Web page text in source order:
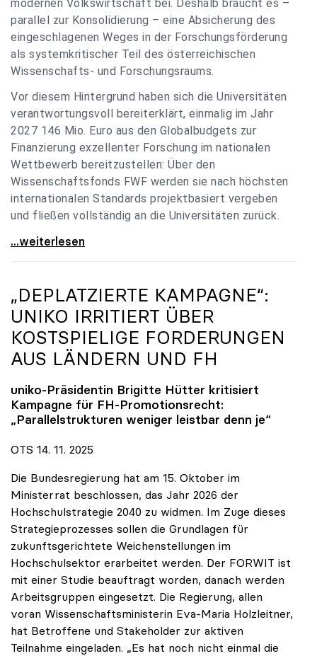
modernen Volkswirtschaft bei. Deshalb braucht es –
parallel zur Konsolidierung – eine Absicherung des
eingeschlagenen Weges in der Forschungsförderung
als systemkritischer Teil des österreichischen
Wissenschafts- und Forschungsraums.
Vor diesem Hintergrund haben sich die Universitäten
verantwortungsvoll bereiterklärt, einmalig im Jahr
2027 146 Mio. Euro aus den Globalbudgets zur
Finanzierung exzellenter Forschung im nationalen
Wettbewerb bereitzustellen: Über den
Wissenschaftsfonds FWF werden sie nach höchsten
internationalen Standards projektbasiert vergeben
und fließen vollständig an die Universitäten zurück.
Gemeinsam für einen starken Wissenschafts- und
...weiterlesen
„DEPLATZIERTE KAMPAGNE“:
UNIKO IRRITIERT ÜBER
KOSTSPIELIGE FORDERUNGEN
AUS LÄNDERN UND FH
uniko-Präsidentin Brigitte Hütter kritisiert
Kampagne für FH-Promotionsrecht:
„Parallelstrukturen weniger leistbar denn je“
OTS 14. 11. 2025
Die Bundesregierung hat am 15. Oktober im
Ministerrat beschlossen, das Jahr 2026 der
Hochschulstrategie 2040 zu widmen. Im Zuge dieses
Strategieprozesses sollen die Grundlagen für
zukunftsgerichtete Weichenstellungen im
Hochschulsektor erarbeitet werden. Der FORWIT ist
mit einer Studie beauftragt worden, danach werden
Arbeitsgruppen eingesetzt. Die Regierung, allen
voran Wissenschaftsministerin Eva-Maria Holzleitner,
hat Betroffene und Stakeholder zur aktiven
Teilnahme eingeladen. „Es hat noch nicht einmal die